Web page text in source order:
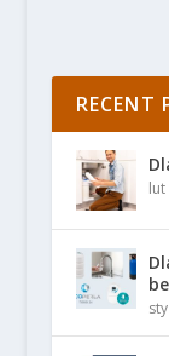
RECENT
lut